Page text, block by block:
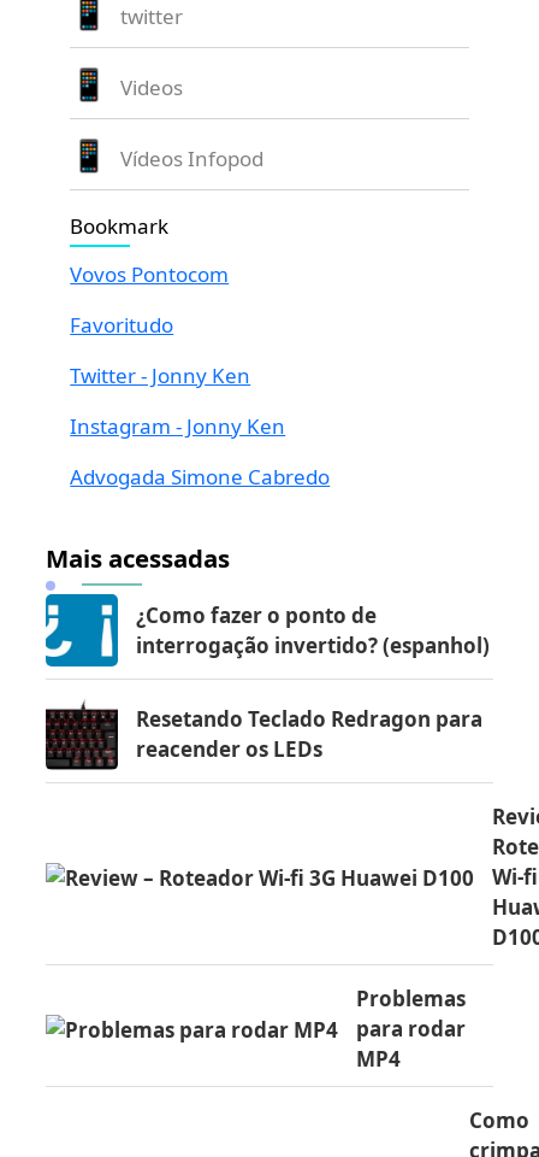
twitter
Videos
Vídeos Infopod
Bookmark
Vovos Pontocom
Favoritudo
Twitter - Jonny Ken
Instagram - Jonny Ken
Advogada Simone Cabredo
Mais acessadas
¿Como fazer o ponto de
interrogação invertido? (espanhol)
Resetando Teclado Redragon para
reacender os LEDs
Wi-
Problemas
para rodar
MP4
Como